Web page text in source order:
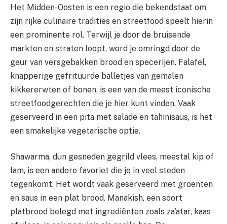
Het Midden-Oosten is een regio die bekendstaat om
zijn rijke culinaire tradities en streetfood speelt hierin
een prominente rol. Terwijl je door de bruisende
markten en straten loopt, word je omringd door de
geur van versgebakken brood en specerijen. Falafel,
knapperige gefrituurde balletjes van gemalen
kikkererwten of bonen, is een van de meest iconische
streetfoodgerechten die je hier kunt vinden. Vaak
geserveerd in een pita met salade en tahinisaus, is het
een smakelijke vegetarische optie.
Shawarma, dun gesneden gegrild vlees, meestal kip of
lam, is een andere favoriet die je in veel steden
tegenkomt. Het wordt vaak geserveerd met groenten
en saus in een plat brood. Manakish, een soort
platbrood belegd met ingrediënten zoals za’atar, kaas